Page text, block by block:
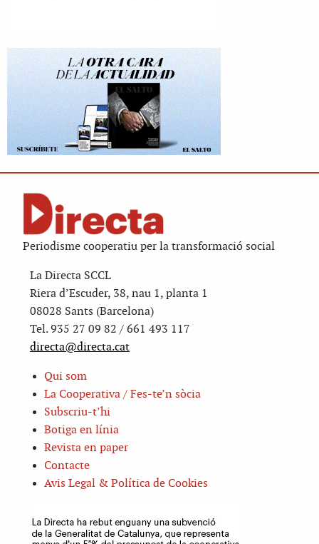
Periodisme cooperatiu per la transformació social
La Directa SCCL
Riera d’Escuder, 38, nau 1, planta 1
08028 Sants (Barcelona)
Tel. 935 27 09 82 / 661 493 117
directa@directa.cat
Qui som
La Cooperativa / Fes-te’n sòcia
Subscriu-t’hi
Botiga en línia
Revista en paper
Contacte
Avis Legal & Política de Cookies